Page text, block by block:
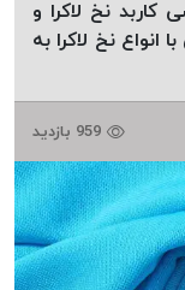
کاربد نخ لاکرا و
انواع نخ لاکرا به
959 بازدید